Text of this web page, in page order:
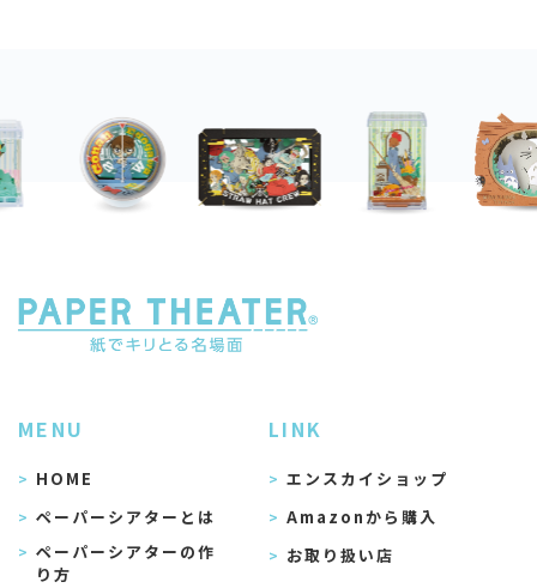
MENU
HOME
ペーパーシアターとは
ペーパーシアターの作
り方
LINK
エンスカイショップ
Amazonから購入
お取り扱い店